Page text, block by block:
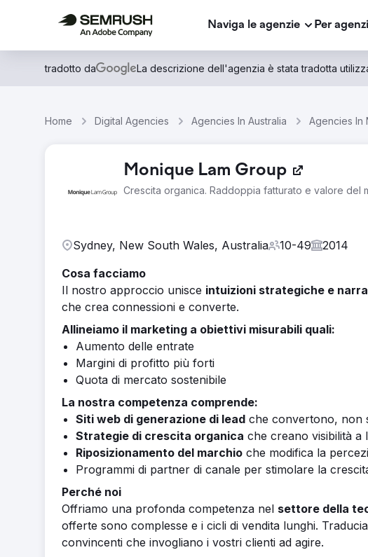
Naviga le agenzie Per
tradotto da La descrizione dell'agenzia è stata tradotta
Home Digital Agencies Agencies In Australia Agencies In
Monique Lam Group
Crescita organica. Raddoppia fatturato e valore del
Sydney, New South Wales, Australia 10-49
2014
Cosa facciamo
Il nostro approccio unisce intuizioni strategiche e
che crea connessioni e converte.
Allineiamo il marketing a obiettivi misurabili quali:
Aumento delle entrate
Margini di profitto più forti
Quota di mercato sostenibile
La nostra competenza comprende:
Siti web di generazione di lead che convertono, non
Strategie di crescita organica che creano visibilità a
Riposizionamento del marchio che modifica la
Programmi di partner di canale per stimolare la
Perché noi
Offriamo una profonda competenza nel settore della
offerte sono complesse e i cicli di vendita lunghi.
convincenti che invogliano i vostri clienti ad agire.